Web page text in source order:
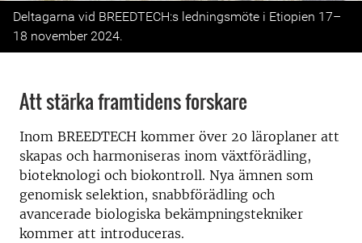
Previous
Deltagarna vid BREEDTECH:s ledningsmöte i Etiopien 17–
18 november 2024.
Att stärka framtidens forskare
Inom BREEDTECH kommer över 20 läroplaner att
skapas och harmoniseras inom växtförädling,
bioteknologi och biokontroll. Nya ämnen som
genomisk selektion, snabbförädling och
avancerade biologiska bekämpningstekniker
kommer att introduceras.